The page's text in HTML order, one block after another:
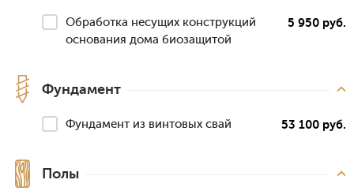
Обработка несущих конструкций
основания дома биозащитой
5 950 руб.
Фундамент
Фундамент из винтовых свай 53 100 руб.
Полы